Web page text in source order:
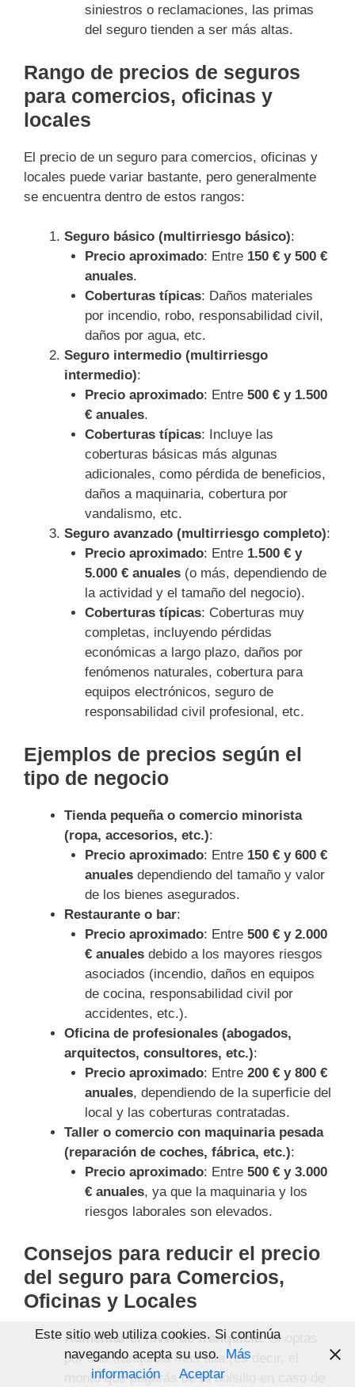
siniestros o reclamaciones, las primas
del seguro tienden a ser más altas.
Rango de precios de seguros
para comercios, oficinas y
locales
El precio de un seguro para comercios, oficinas y
locales puede variar bastante, pero generalmente
se encuentra dentro de estos rangos:
Seguro básico (multirriesgo básico):
Precio aproximado: Entre 150 € y 500 €
anuales.
Coberturas típicas: Daños materiales
por incendio, robo, responsabilidad civil,
daños por agua, etc.
Seguro intermedio (multirriesgo
intermedio):
Precio aproximado: Entre 500 € y 1.500
€ anuales.
Coberturas típicas: Incluye las
coberturas básicas más algunas
adicionales, como pérdida de beneficios,
daños a maquinaria, cobertura por
vandalismo, etc.
Seguro avanzado (multirriesgo completo):
Precio aproximado: Entre 1.500 € y
5.000 € anuales(o más, dependiendo de
la actividad y el tamaño del negocio).
Coberturas típicas: Coberturas muy
completas, incluyendo pérdidas
económicas a largo plazo, daños por
fenómenos naturales, cobertura para
equipos electrónicos, seguro de
responsabilidad civil profesional, etc.
Ejemplos de precios según el
tipo de negocio
Tienda pequeña o comercio minorista
(ropa, accesorios, etc.):
Precio aproximado: Entre 150 € y 600 €
anualesdependiendo del tamaño y valor
de los bienes asegurados.
Restaurante o bar:
Precio aproximado: Entre 500 € y 2.000
€ anualesdebido a los mayores riesgos
asociados (incendio, daños en equipos
de cocina, responsabilidad civil por
accidentes, etc.).
Oficina de profesionales (abogados,
arquitectos, consultores, etc.):
Precio aproximado: Entre 200 € y 800 €
anuales, dependiendo de la superficie del
local y las coberturas contratadas.
Taller o comercio con maquinaria pesada
(reparación de coches, fábrica, etc.):
Precio aproximado: Entre 500 € y 3.000
€ anuales, ya que la maquinaria y los
riesgos laborales son elevados.
Consejos para reducir el precio
del seguro para Comercios,
Oficinas y Locales
Aumentar el nivel de franquicia: Si optas
por una franquicia más alta (es decir, el
monto que pagarás de tu bolsillo en caso de
Este sitio web utiliza cookies. Si continúa
navegando acepta su uso. Más
información
Aceptar